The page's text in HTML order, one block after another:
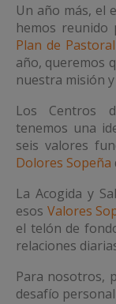
Un año más, el
hemos reunido
Plan de Pastoral
año, queremos
nuestra misión
Los Centros
tenemos una
seis valores
Dolores Sopeña
La Acogida y
esos Valores
el telón de
relaciones
Para nosotros,
desafío